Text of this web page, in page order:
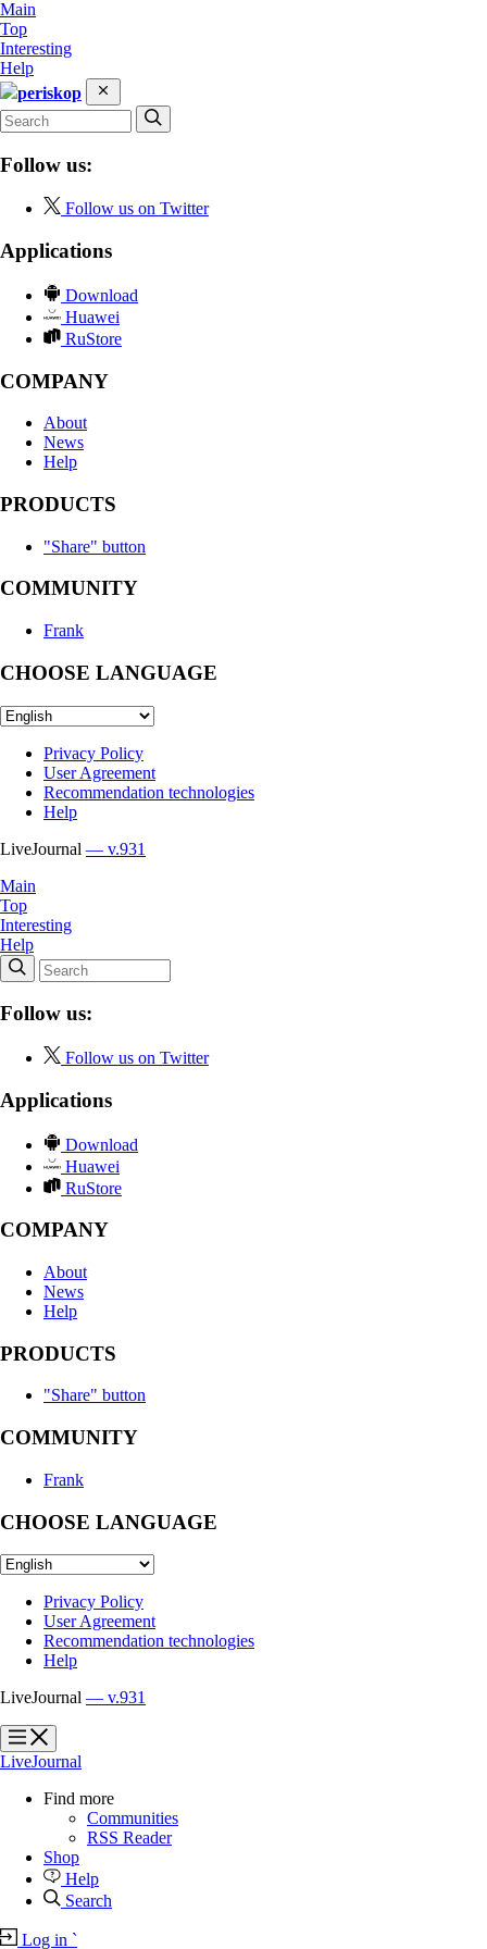
Main
Top
Interesting
Help
periskop
Follow us:
Follow us on Twitter
Applications
Download
Huawei
RuStore
COMPANY
About
News
Help
PRODUCTS
"Share" button
COMMUNITY
Frank
CHOOSE LANGUAGE
Privacy Policy
User Agreement
Recommendation technologies
Help
LiveJournal — v.931
Main
Top
Interesting
Help
Follow us:
Follow us on Twitter
Applications
Download
Huawei
RuStore
COMPANY
About
News
Help
PRODUCTS
"Share" button
COMMUNITY
Frank
CHOOSE LANGUAGE
Privacy Policy
User Agreement
Recommendation technologies
Help
LiveJournal — v.931
?
?
LiveJournal
Find more
Communities
RSS Reader
Shop
Help
Search
Log in `